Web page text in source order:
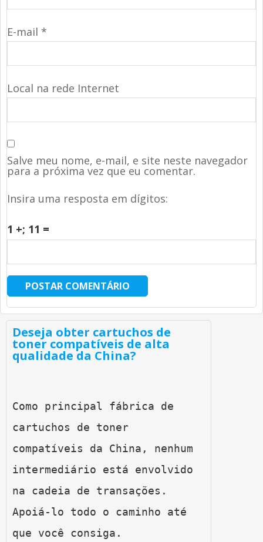
E-mail *
Local na rede Internet
Salve meu nome, e-mail, e site neste navegador
para a próxima vez que eu comentar.
Insira uma resposta em dígitos:
1 +; 11 =
Deseja obter cartuchos de
toner compatíveis de alta
qualidade da China?
Como principal fábrica de
cartuchos de toner
compatíveis da China, nenhum
intermediário está envolvido
na cadeia de transações.
Apoiá-lo todo o caminho até
que você consiga.